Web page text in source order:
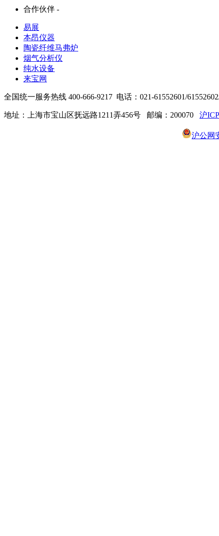
合作伙伴 -
易展
本昂仪器
陶瓷纤维马弗炉
烟气分析仪
纯水设备
来宝网
全国统一服务热线 400-666-9217 电话：021-61552601/
地址：上海市宝山区抚远路1211弄456号 邮编：200070 沪
沪公网